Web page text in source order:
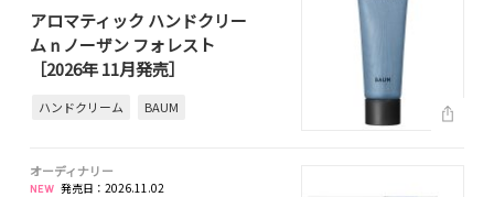
アロマティック ハンドクリー
ム n ノーザン フォレスト
［2026年 11月発売］
ハンドクリーム BAUM
オーディナリー
発売日：2026.11.02